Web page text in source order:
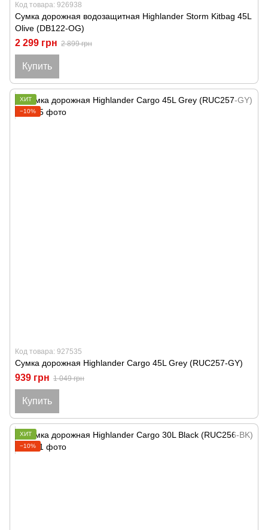
Код товара: 926938
Сумка дорожная водозащитная Highlander Storm Kitbag 45L
Olive (DB122-OG)
2 299 грн 2 899 грн
Купить
ХИТ
−10%
Код товара: 927535
Сумка дорожная Highlander Cargo 45L Grey (RUC257-GY)
939 грн 1 049 грн
Купить
ХИТ
−10%